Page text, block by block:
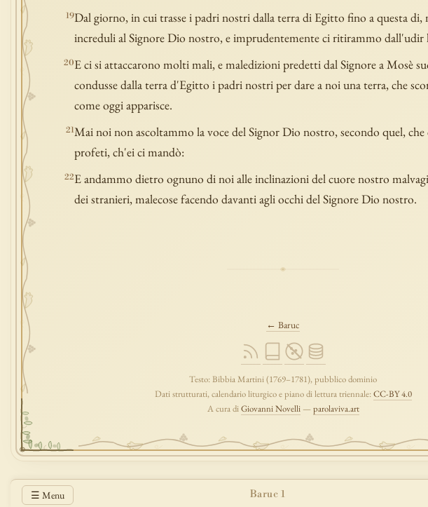
19Dal giorno, in cui trasse i padri nostri dalla terra di Egitto fino a questa di,
increduli al Signore Dio nostro, e imprudentemente ci ritirammo dall'udir
20E ci si attaccarono molti mali, e maledizioni predetti dal Signore a Mosè
condusse dalla terra d'Egitto i padri nostri per dare a noi una terra, che
come oggi apparisce.
21Mai noi non ascoltammo la voce del Signor Dio nostro, secondo quel, che
profeti, ch'ei ci mandò:
22E andammo dietro ognuno di noi alle inclinazioni del cuore nostro
dei stranieri, malecose facendo davanti agli occhi del Signore Dio nostro.
← Baruc
Testo: Bibbia Martini (1769–1781), pubblico dominio
Dati strutturati, calendario liturgico e piano di lettura triennale: CC-BY 4.0
A cura diGiovanni Novelli—parolaviva.art
☰ Menu Baruc 1